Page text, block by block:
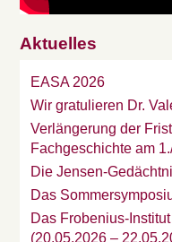
Aktuelles
EASA 2026
Wir gratulieren Dr.
Verlängerung der
Fachgeschichte am
Die Jensen-
Das
Das Frobenius-
(20.05.2026 –